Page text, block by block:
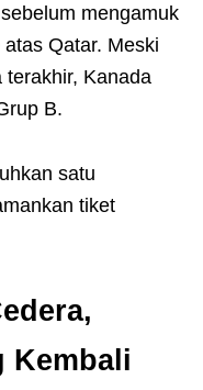
mengamuk
Qatar. Meski
terakhir, Kanada
B.
satu
tiket
Kembali